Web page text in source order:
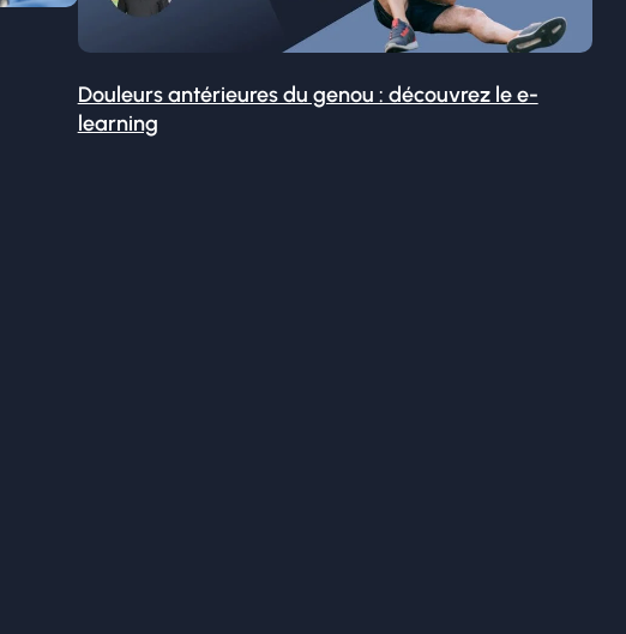
Douleurs antérieures du genou : découvrez le e-
learning